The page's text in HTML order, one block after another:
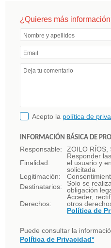
¿Quieres más
Nombre y apellidos
Email
Deja tu comentario
Acepto la política de
INFORMACIÓN BÁSICA DE
Responsable:
ZOILO RÍOS,
Finalidad:
Responder
el usuario y
solicitada
Legitimación:
Destinatarios:
Solo se
obligación
Derechos:
Acceder,
otros
Política de
Puede consultar la
Política de Privacidad*